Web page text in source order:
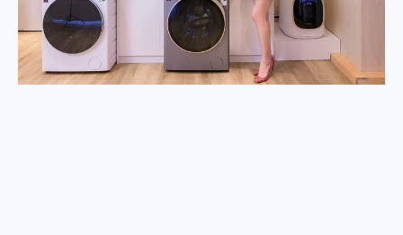
近八千元的 Soundcore Liberty 5 Pro Max，有螢幕的耳機會是智商稅嗎?
ASUS Pad 全面應援 Me Time，加碼愛奇藝黃金雙周卡體驗，專案價最低 NT$0 起
榮耀 HONOR 600 Pro x MOLLY Limited Edition 限量版開賣，攜手味全龍進駐大巨蛋萬人盛典